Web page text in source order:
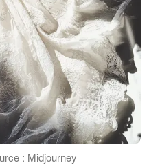
: Midjourney